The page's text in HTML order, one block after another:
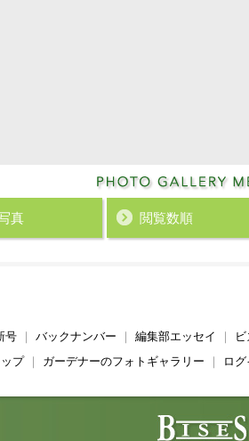
真 閲覧数順
号｜ バックナンバー 編集部エッセイ
プ｜ ガーデナーのフォトギャラリー ロ